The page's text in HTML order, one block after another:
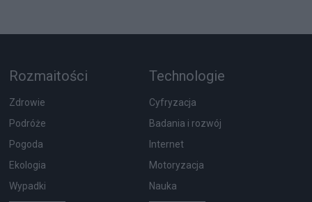
Rozmaitości
Zdrowie
Podróże
Pogoda
Ekologia
Wypadki
Technologie
Cyfryzacja
Badania i rozwój
Internet
Motoryzacja
Nauka